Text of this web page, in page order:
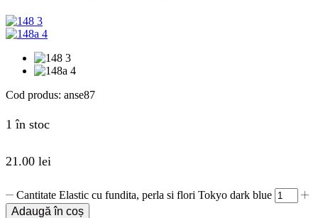
Cod produs: anse87
1 în stoc
21.00 lei
Cantitate Elastic cu fundita, perla si flori Tokyo dark blue
Adaugă în coș